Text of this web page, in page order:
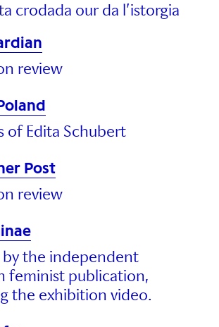
crodada our da l’istorgia
review
of Edita Schubert
Post
review
by the independent
feminist publication,
the exhibition video.